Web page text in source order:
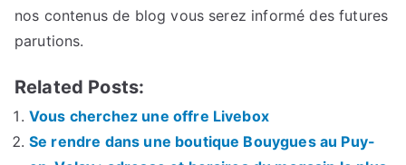
nos contenus de blog vous serez informé des futures
parutions.
Related Posts:
Vous cherchez une offre Livebox
Se rendre dans une boutique Bouygues au Puy-